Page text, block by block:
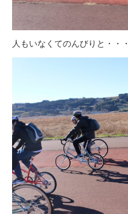
人もいなくてのんびりと・・・